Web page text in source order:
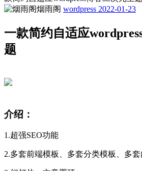
烟雨阁 wordpress 2022-01-23
一款简约自适应
题
介绍：
1.超强SEO功能
2.多套前端模板、多套分类模板、多套